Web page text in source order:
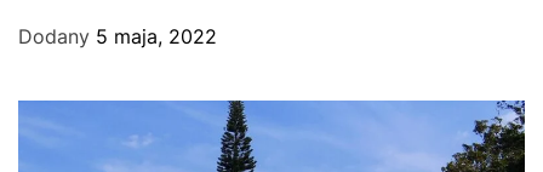
Dodany 5 maja, 2022